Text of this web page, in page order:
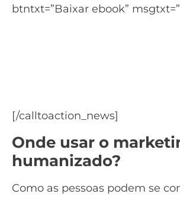
btntxt=”Baixar ebook”
[/calltoaction_news]
Onde usar o
humanizado?
Como as pessoas podem se